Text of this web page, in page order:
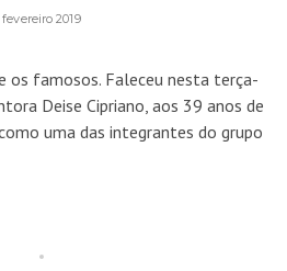
fevereiro 2019
os famosos. Faleceu nesta terça-
Deise Cipriano, aos 39 anos de
uma das integrantes do grupo